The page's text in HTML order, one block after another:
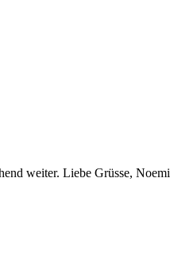
weiter. Liebe Grüsse, Noemi